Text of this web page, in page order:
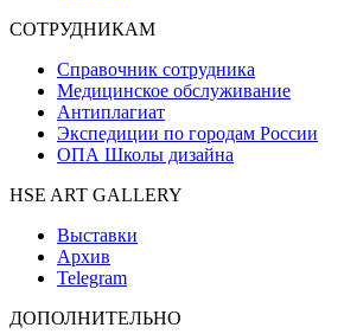
СОТРУДНИКАМ
Справочник сотрудника
Медицинское обслуживание
Антиплагиат
Экспедиции по городам России
ОПА Школы дизайна
HSE ART GALLERY
Выставки
Архив
Telegram
ДОПОЛНИТЕЛЬНО